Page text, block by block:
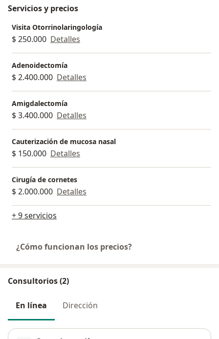
Servicios y precios
Visita Otorrinolaringología
$ 250.000 Detalles
Adenoidectomía
$ 2.400.000 Detalles
Amigdalectomía
$ 3.400.000 Detalles
Cauterización de mucosa nasal
$ 150.000 Detalles
Cirugía de cornetes
$ 2.000.000 Detalles
+ 9 servicios
¿Cómo funcionan los precios?
Consultorios (2)
En línea Dirección